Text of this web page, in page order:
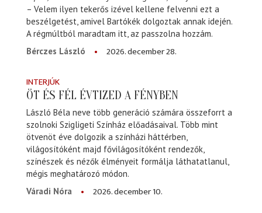
– Velem ilyen tekerős izével kellene felvenni ezt a
beszélgetést, amivel Bartókék dolgoztak annak idején.
A régmúltból maradtam itt, az passzolna hozzám.
Bérczes László
2026. december 28.
INTERJÚK
ÖT ÉS FÉL ÉVTIZED A FÉNYBEN
László Béla neve több generáció számára összeforrt a
szolnoki Szigligeti Színház előadásaival. Több mint
ötvenöt éve dolgozik a színházi háttérben,
világosítóként majd fővilágosítóként rendezők,
színészek és nézők élményeit formálja láthatatlanul,
mégis meghatározó módon.
Váradi Nóra
2026. december 10.